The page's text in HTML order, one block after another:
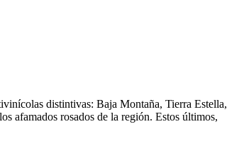
distintivas: Baja Montaña, Tierra Estella,
afamados rosados de la región. Estos últimos,